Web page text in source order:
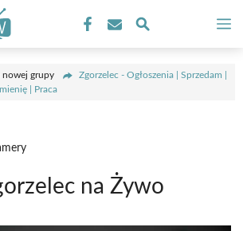
nowej grupy
Zgorzelec - Ogłoszenia | Sprzedam |
| Praca
na Żywo